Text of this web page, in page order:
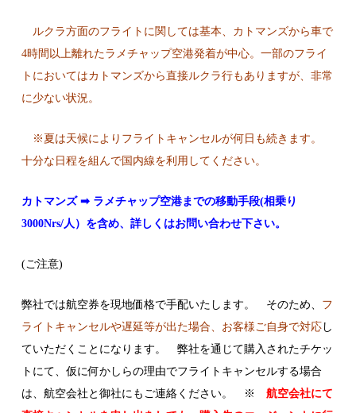
ルクラ方面のフライトに関しては基本、カトマンズから車で
4時間以上離れたラメチャップ空港発着が中心。一部のフライ
トにおいてはカトマンズから直接ルクラ行もありますが、非常
に少ない状況。
※夏は天候によりフライトキャンセルが何日も続きます。
十分な日程を組んで国内線を利用してください。
カトマンズ ➡ ラメチャップ空港までの移動手段(相乗り
3000Nrs/人）を含め、詳しくはお問い合わせ下さい。
(ご注意)
弊社では航空券を現地価格で手配いたします。 そのため、 フ
ライトキャンセルや遅延等が出た場合、お客様ご自身で対応 し
ていただくことになります。 弊社を通じて購入されたチケッ
トにて、仮に何かしらの理由でフライトキャンセルする場合
は、航空会社と御社にもご連絡ください。 ※航空会社にて